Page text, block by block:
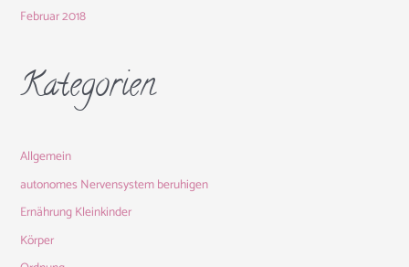
Februar 2018
Kategorien
Allgemein
autonomes Nervensystem beruhigen
Ernährung Kleinkinder
Körper